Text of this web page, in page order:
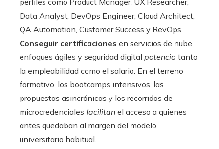
perfiles como Product Manager, UX Researcher,
Data Analyst, DevOps Engineer, Cloud Architect,
QA Automation, Customer Success y RevOps.
Conseguir certificaciones en servicios de nube,
enfoques ágiles y seguridad digital potencia tanto
la empleabilidad como el salario. En el terreno
formativo, los bootcamps intensivos, las
propuestas asincrónicas y los recorridos de
microcredenciales facilitan el acceso a quienes
antes quedaban al margen del modelo
universitario habitual.